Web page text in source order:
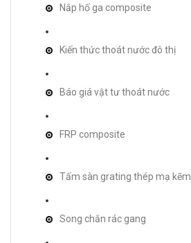
Nắp hố ga composite
Kiến thức thoát nước đô thị
Báo giá vật tư thoát nước
FRP composite
Tấm sàn grating thép mạ kẽm
Song chắn rác gang